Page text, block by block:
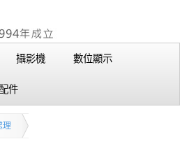
攝影機 數位顯示
件
理